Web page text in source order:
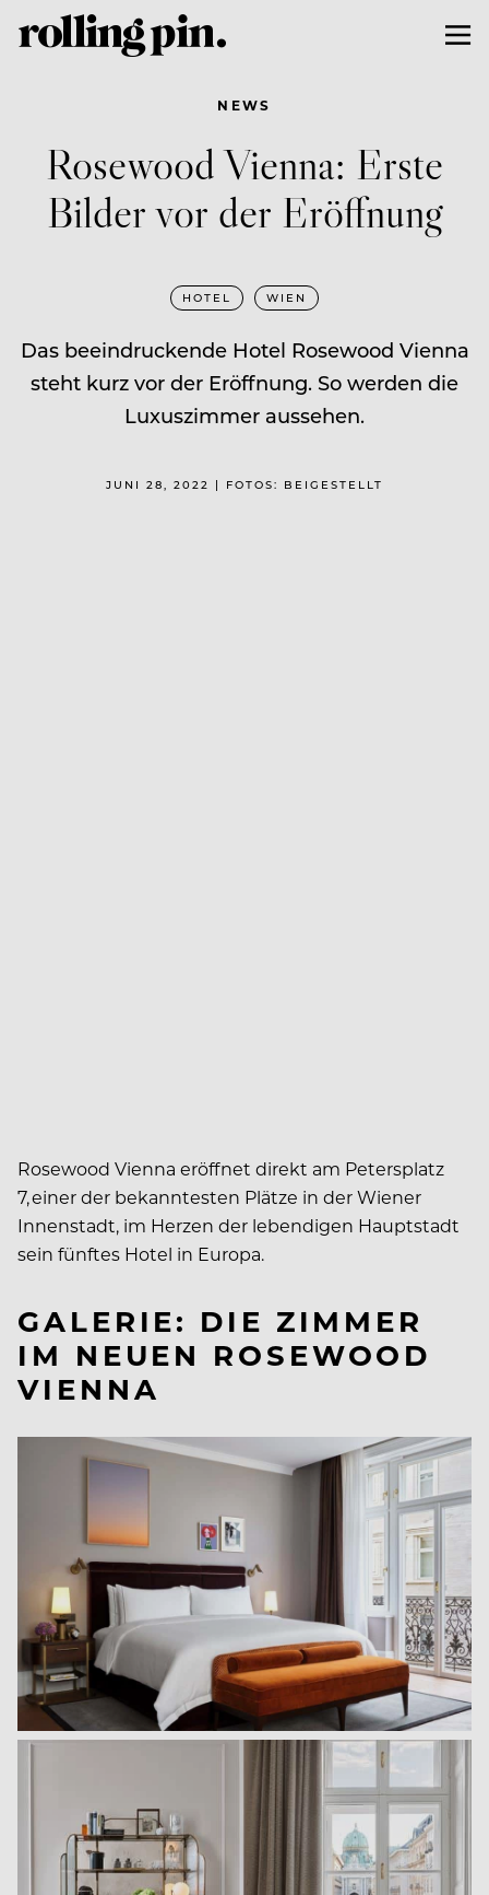
NEWS
Rosewood Vienna: Erste
Bilder vor der Eröffnung
HOTEL WIEN
Das beeindruckende Hotel Rosewood Vienna
steht kurz vor der Eröffnung. So werden die
Luxuszimmer aussehen.
JUNI 28, 2022 | FOTOS: BEIGESTELLT
Rosewood Vienna eröffnet direkt am Petersplatz
7, einer der bekanntesten Plätze in der Wiener
Innenstadt, im Herzen der lebendigen Hauptstadt
sein fünftes Hotel in Europa.
GALERIE: DIE ZIMMER
IM NEUEN ROSEWOOD
VIENNA